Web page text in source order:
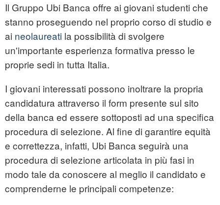
Il Gruppo Ubi Banca offre ai giovani studenti che
stanno proseguendo nel proprio corso di studio e
ai neolaureati la possibilità di svolgere
un'importante esperienza formativa presso le
proprie sedi in tutta Italia.
I giovani interessati possono inoltrare la propria
candidatura attraverso il form presente sul sito
della banca ed essere sottoposti ad una specifica
procedura di selezione. Al fine di garantire equità
e correttezza, infatti, Ubi Banca seguirà una
procedura di selezione articolata in più fasi in
modo tale da conoscere al meglio il candidato e
comprenderne le principali competenze: